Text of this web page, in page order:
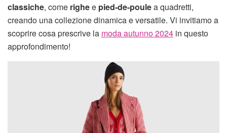
classiche, come righee pied-de-poulea quadretti,
creando una collezione dinamica e versatile. Vi invitiamo a
scoprire cosa prescrive la moda autunno 2024 in questo
approfondimento!